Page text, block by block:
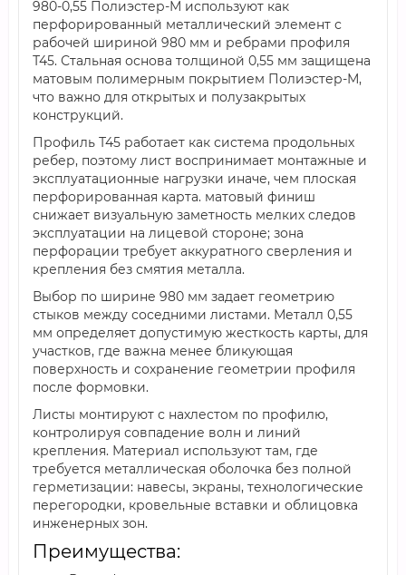
980-0,55 Полиэстер-М используют как
перфорированный металлический элемент с
рабочей шириной 980 мм и ребрами профиля
Т45. Стальная основа толщиной 0,55 мм защищена
матовым полимерным покрытием Полиэстер-М,
что важно для открытых и полузакрытых
конструкций.
Профиль Т45 работает как система продольных
ребер, поэтому лист воспринимает монтажные и
эксплуатационные нагрузки иначе, чем плоская
перфорированная карта. матовый финиш
снижает визуальную заметность мелких следов
эксплуатации на лицевой стороне; зона
перфорации требует аккуратного сверления и
крепления без смятия металла.
Выбор по ширине 980 мм задает геометрию
стыков между соседними листами. Металл 0,55
мм определяет допустимую жесткость карты, для
участков, где важна менее бликующая
поверхность и сохранение геометрии профиля
после формовки.
Листы монтируют с нахлестом по профилю,
контролируя совпадение волн и линий
крепления. Материал используют там, где
требуется металлическая оболочка без полной
герметизации: навесы, экраны, технологические
перегородки, кровельные вставки и облицовка
инженерных зон.
Преимущества: